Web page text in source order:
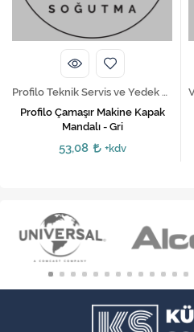
Profilo Teknik Servis ve Yedek Parça Hizmetleri
Profilo Çamaşır Makine Kapak
Mandalı - Gri
53,08 +kdv